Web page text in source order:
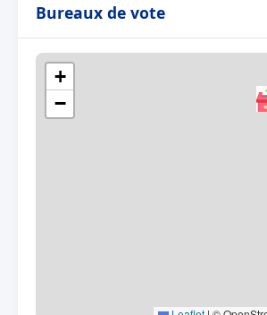
Bureaux de vote
+
−